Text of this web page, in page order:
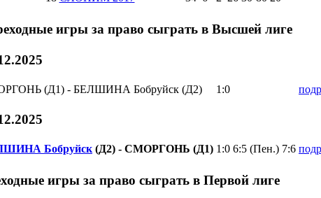
игры за право сыграть в Высшей лиге
(Д1) - БЕЛШИНА Бобруйск (Д2) 1:0
Бобруйск (Д2) - СМОРГОНЬ (Д1) 1:0 6:5 (Пен.) 7:6
игры за право сыграть в Первой лиге